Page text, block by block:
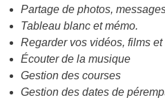
Partage de photos,
Tableau blanc et mémo.
Regarder vos vidéos, films et
Écouter de la musique
Gestion des courses
Gestion des dates de